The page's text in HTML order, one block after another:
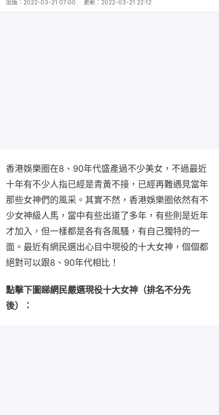
出版： 2022-03-21 07:00 更新： 2022-03-21 22:12
香港娛樂圈在8、90年代盛產過不少美女，不過最近
十年有不少人指已經是青黃不接，已經再難遇見當年
那些女神們的風采。其實不然，香港娛樂圈依然有不
少女神級人馬，當中有些出道了多年，有些則是近年
才加入，但一樣都是各有各風騷，有自己獨特的一
面。最近有網民選出心目中現役的十大女神，個個都
絕對可以跟8、90年代相比！
點擊下圖睇網民嚴選現役十大女神（排名不分先
後）：